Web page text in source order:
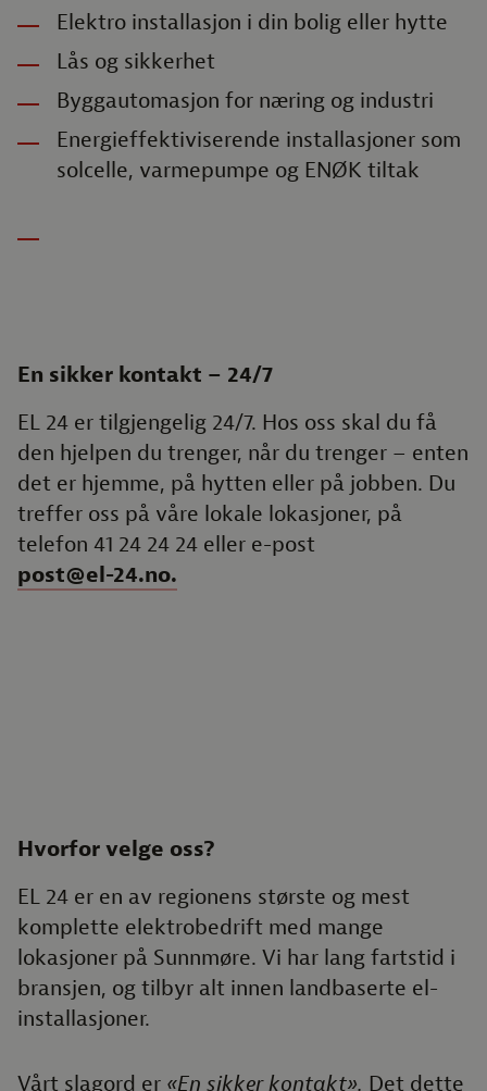
Elektro installasjon i din bolig eller hytte
Lås og sikkerhet
Byggautomasjon for næring og industri
Energieffektiviserende installasjoner som
solcelle, varmepumpe og ENØK tiltak
En sikker kontakt – 24/7
EL 24 er tilgjengelig 24/7. Hos oss skal du få
den hjelpen du trenger, når du trenger – enten
det er hjemme, på hytten eller på jobben. Du
treffer oss på våre lokale lokasjoner, på
telefon 41 24 24 24 eller e-post
post@el-24.no.
Hvorfor velge oss?
EL 24 er en av regionens største og mest
komplette elektrobedrift med mange
lokasjoner på Sunnmøre. Vi har lang fartstid i
bransjen, og tilbyr alt innen landbaserte el-
installasjoner.
Vårt slagord er «En sikker kontakt». Det dette